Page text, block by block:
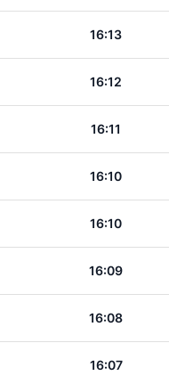
16:13
16:12
16:11
16:10
16:10
16:09
16:08
16:07